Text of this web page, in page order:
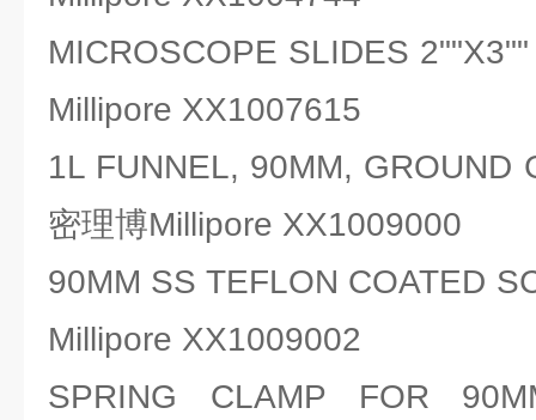
MICROSCOPE SLIDES
Millipore XX1007615
1L FUNNEL, 90MM, GROUND
密理博Millipore XX1009000
90MM SS TEFLON COATED
Millipore XX1009002
SPRING CLAMP FOR